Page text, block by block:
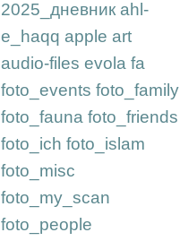
2025_дневник ahl-
e_haqq apple art
audio-files evola fa
foto_events foto_family
foto_fauna foto_friends
foto_ich foto_islam
foto_misc
foto_my_scan
foto_people